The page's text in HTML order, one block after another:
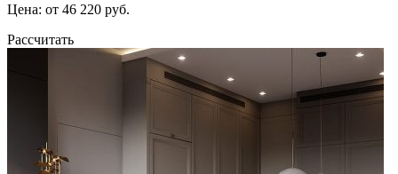
Цена: от 46 220 руб.
Рассчитать